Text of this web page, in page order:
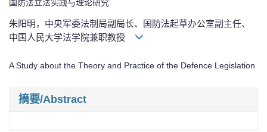
国防法立法实践与理论研究
朱阳明，中央军委法制局副局长、国防法起草办公室副主任、
中国人民大学法学院兼职教授
A Study about the Theory and Practice of the Defence Legislation
摘要/Abstract